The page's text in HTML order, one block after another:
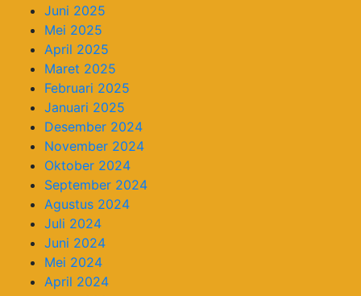
Juni 2025
Mei 2025
April 2025
Maret 2025
Februari 2025
Januari 2025
Desember 2024
November 2024
Oktober 2024
September 2024
Agustus 2024
Juli 2024
Juni 2024
Mei 2024
April 2024